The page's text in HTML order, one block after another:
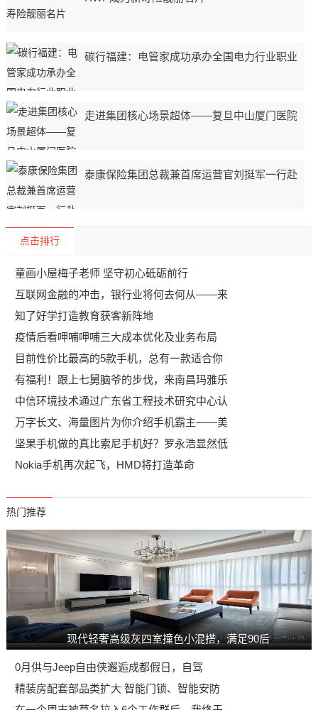
碳行福建：电管家成功承办全国电力行业职业
走进集团核心场景超体——复旦中山厦门医院
泰康保险集团总裁兼首席运营官刘挺军一行赴
点击排行
童画小屋梅子老师 坚守初心砥砺前行
互联网金融的冲击，银行业将何去何从——来
知了好学打造教育获客新阵地
疫情后看呷哺呷哺三大成本优化及业务布局
目前性价比最高的5款手机，总有一款适合你
有福利！跟上七舅脑爷的步伐，来南昌玛雅乐
中信环境技术通过广东省工程技术研究中心认
万字长文、海量图片为你介绍手机霸主——美
坚果手机做的真比索尼手机好？罗永浩显然低
Nokia手机再次起飞，HMD将打造革命
热门推荐
现代轻奢高级灰四室撞色小混搭，满足90后
0月供与Jeep自由侠邂逅成都假日，自驾
精装房配套部品类扩大 智能门锁、智能安防